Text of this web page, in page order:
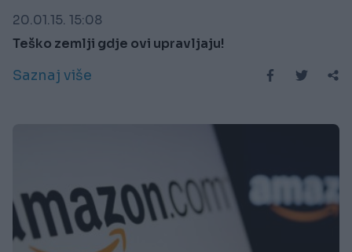
20.01.15. 15:08
Teško zemlji gdje ovi upravljaju!
Saznaj više